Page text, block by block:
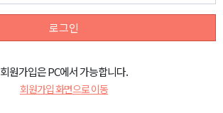
로그인
회원가입은 PC에서 가능합니다.
회원가입 화면으로 이동